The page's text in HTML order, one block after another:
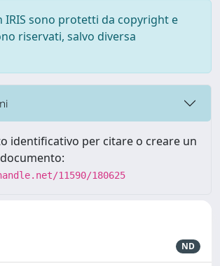
IRIS sono protetti da copyright e
riservati, salvo diversa
identificativo per citare o creare un
11590/180625
ND